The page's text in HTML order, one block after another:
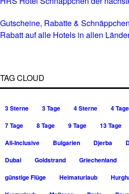
Gutscheine, Rabatte &
Rabatt auf alle Hotels in allen
TAG CLOUD
3 Sterne 3 Tage 4 Sterne 4 Tage
7 Tage
8 Tage 9 Tage 13 Tage
All-Inclusive
Bulgarien Djerba
Dubai
Goldstrand Griechenland
günstige Flüge
Heimaturlaub